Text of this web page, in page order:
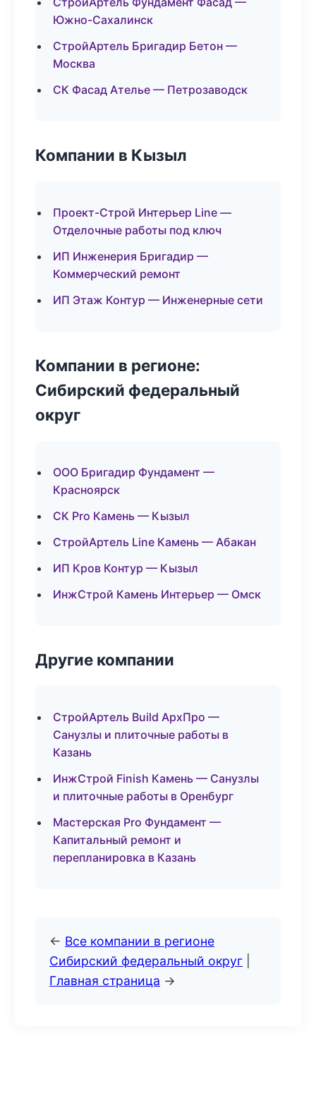
Южно-Сахалинск
СтройАртель Бригадир Бетон —
Москва
СК Фасад Ателье — Петрозаводск
Компании в Кызыл
Проект-Строй Интерьер Line —
Отделочные работы под ключ
ИП Инженерия Бригадир —
Коммерческий ремонт
ИП Этаж Контур — Инженерные сети
Компании в регионе:
Сибирский федеральный
округ
ООО Бригадир Фундамент —
Красноярск
СК Pro Камень — Кызыл
СтройАртель Line Камень — Абакан
ИП Кров Контур — Кызыл
ИнжСтрой Камень Интерьер — Омск
Другие компании
СтройАртель Build АрхПро —
Санузлы и плиточные работы в
Казань
ИнжСтрой Finish Камень — Санузлы
и плиточные работы в Оренбург
Мастерская Pro Фундамент —
Капитальный ремонт и
перепланировка в Казань
← Все компании в регионе
Сибирский федеральный округ
Главная страница →